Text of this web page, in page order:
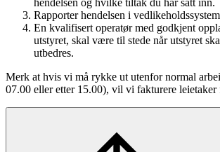
Rapporter hendelsen i
En kvalifisert operatør med godkjent
utstyret, skal være til stede når utstyret
utbedres.
Merk at hvis vi må rykke ut utenfor normal
07.00 eller etter 15.00), vil vi fakturere leietaker